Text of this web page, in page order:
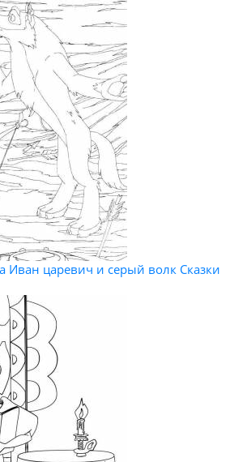
Иван царевич и серый волк Сказки